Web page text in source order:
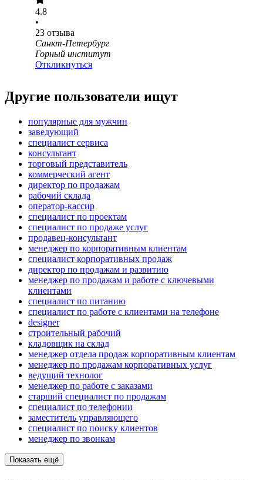
4.8
•
23 отзыва
Санкт-Петербург
Горный институт
Откликнуться
Другие пользователи ищут
популярные для мужчин
заведующий
специалист сервиса
консультант
торговый представитель
коммерческий агент
директор по продажам
рабочий склада
оператор-кассир
специалист по проектам
специалист по продаже услуг
продавец-консультант
менеджер по корпоративным клиентам
специалист корпоративных продаж
директор по продажам и развитию
менеджер по продажам и работе с ключевыми
клиентами
специалист по питанию
специалист по работе с клиентами на телефоне
designer
строительный рабочий
кладовщик на склад
менеджер отдела продаж корпоративным клиентам
менеджер по продажам корпоративных услуг
ведущий технолог
менеджер по работе с заказами
старший специалист по продажам
специалист по телефонии
заместитель управляющего
специалист по поиску клиентов
менеджер по звонкам
Показать ещё